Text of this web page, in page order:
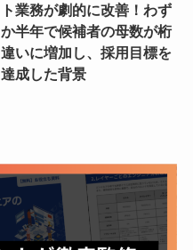
ト業務が劇的に改善！わず
か半年で候補者の母数が桁
違いに増加し、採用目標を
達成した背景